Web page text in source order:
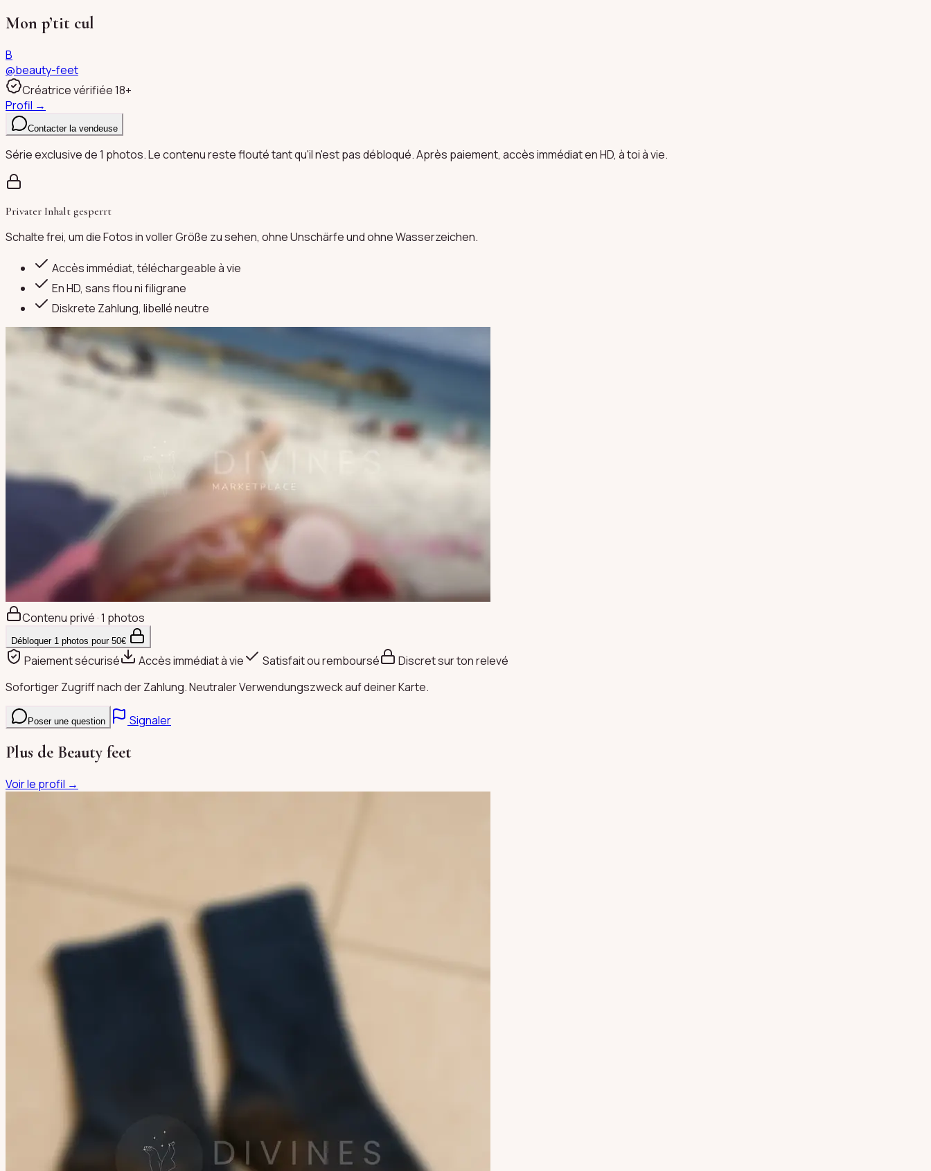
Mon p’tit cul
B
@beauty-feet
Créatrice vérifiée 18+
Profil →
Contacter la vendeuse
Série exclusive de 1 photos. Le contenu reste flouté tant qu'il n'est pas débloqué. Après paiement, accès immédiat en HD, à toi à vie.
Privater Inhalt gesperrt
Schalte frei, um die Fotos in voller Größe zu sehen, ohne Unschärfe und ohne Wasserzeichen.
Accès immédiat, téléchargeable à vie
En HD, sans flou ni filigrane
Diskrete Zahlung, libellé neutre
Contenu privé · 1 photos
Débloquer 1 photos pour 50€
Paiement sécurisé Accès immédiat à vie Satisfait ou remboursé
Discret sur ton relevé
Sofortiger Zugriff nach der Zahlung. Neutraler Verwendungszweck auf deiner Karte.
Poser une question Signaler
Plus de Beauty feet
Voir le profil →